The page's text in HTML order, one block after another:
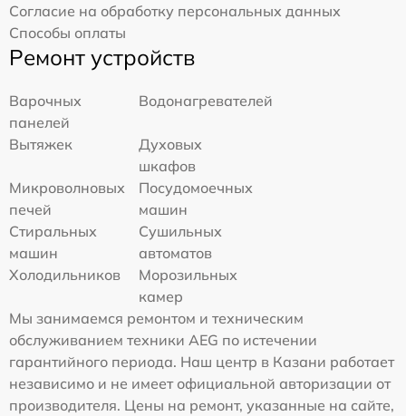
Согласие на обработку персональных данных
Способы оплаты
Ремонт устройств
Варочных
панелей
Водонагревателей
Вытяжек
Духовых
шкафов
Микроволновых
печей
Посудомоечных
машин
Стиральных
машин
Сушильных
автоматов
Холодильников
Морозильных
камер
Мы занимаемся ремонтом и техническим
обслуживанием техники AEG по истечении
гарантийного периода. Наш центр в Казани работает
независимо и не имеет официальной авторизации от
производителя. Цены на ремонт, указанные на сайте,